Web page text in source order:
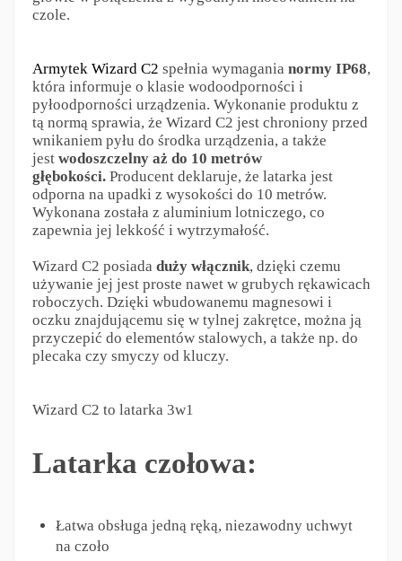
czole.
Armytek Wizard C2 spełnia wymagania normy IP68,
która informuje o klasie wodoodporności i
pyłoodporności urządzenia. Wykonanie produktu z
tą normą sprawia, że Wizard C2 jest chroniony przed
wnikaniem pyłu do środka urządzenia, a także
jest wodoszczelny aż do 10 metrów
głębokości.Producent deklaruje, że latarka jest
odporna na upadki z wysokości do 10 metrów.
Wykonana została z aluminium lotniczego, co
zapewnia jej lekkość i wytrzymałość.
Wizard C2 posiada duży włącznik, dzięki czemu
używanie jej jest proste nawet w grubych rękawicach
roboczych. Dzięki wbudowanemu magnesowi i
oczku znajdującemu się w tylnej zakrętce, można ją
przyczepić do elementów stalowych, a także np. do
plecaka czy smyczy od kluczy.
Wizard C2 to latarka 3w1
Latarka czołowa:
Łatwa obsługa jedną ręką, niezawodny uchwyt
na czoło